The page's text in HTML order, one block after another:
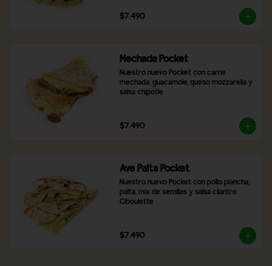
$7.490
Mechada Pocket
Nuestro nuevo Pocket con carne
mechada, guacamole, queso mozzarella y
salsa chipotle
$7.490
Ave Palta Pocket
Nuestro nuevo Pocket con pollo plancha,
palta, mix de semillas y salsa cilantro
Ciboulette
$7.490